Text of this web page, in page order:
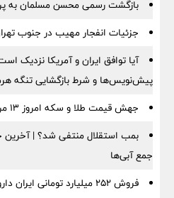
بازگشت رسمی محسن مسلمان به
جزئیات انفجار مهیب در جنوب
آیا توافق ایران و آمریکا نزدیک
پیش‌نویس‌ها و شرط بازگشایی تنگه
جهش قیمت طلا و سکه امروز ۱۳ مرداد | طلای ۱۸ عیار چند شد؟
بمب استقلال منتفی شد؟ | آخرین
جمع آبی‌ها
فروش ۲۵۲ میلیارد تومانی